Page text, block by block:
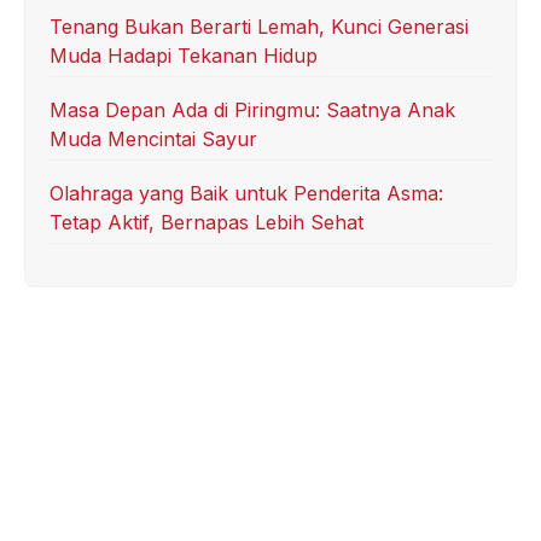
Tenang Bukan Berarti Lemah, Kunci Generasi
Muda Hadapi Tekanan Hidup
Masa Depan Ada di Piringmu: Saatnya Anak
Muda Mencintai Sayur
Olahraga yang Baik untuk Penderita Asma:
Tetap Aktif, Bernapas Lebih Sehat